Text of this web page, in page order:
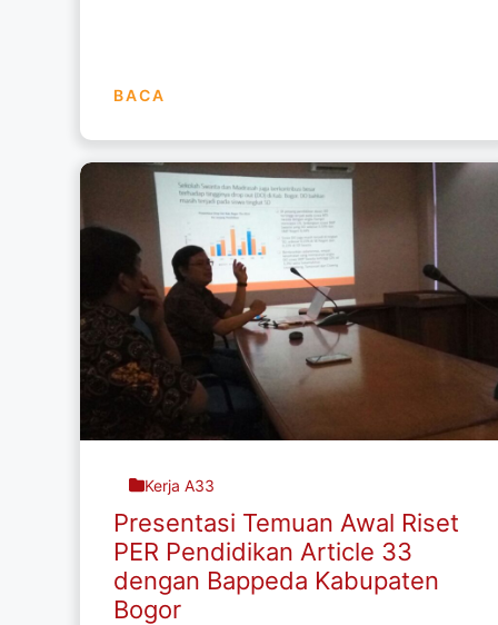
BACA
Kerja A33
Presentasi Temuan Awal Riset
PER Pendidikan Article 33
dengan Bappeda Kabupaten
Bogor